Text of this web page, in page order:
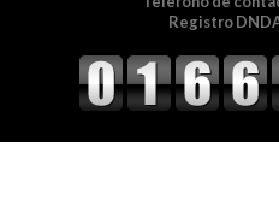
Registro